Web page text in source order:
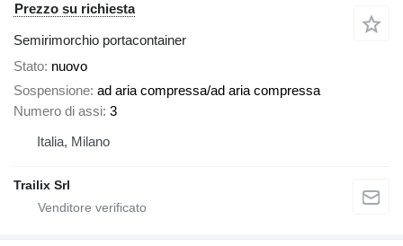
Prezzo su richiesta
Semirimorchio portacontainer
Stato nuovo
Sospensione ad aria compressa/ad aria compressa
Numero di assi 3
Italia, Milano
Trailix Srl